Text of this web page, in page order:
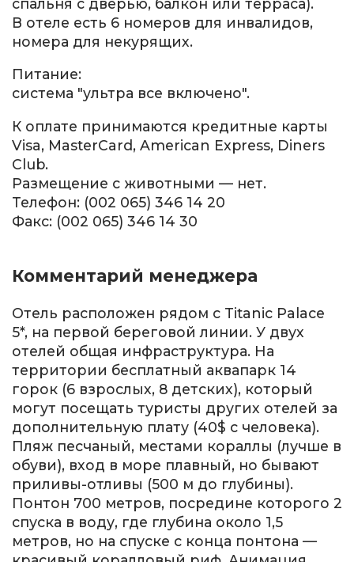
В отеле есть 6 номеров для инвалидов,
номера для некурящих.
Питание:
система "ультра все включено".
К оплате принимаются кредитные карты
Visa, MasterCard, American Express, Diners
Club.
Размещение с животными — нет.
Телефон: (002 065) 346 14 20
Факс: (002 065) 346 14 30
Комментарий менеджера
Отель расположен рядом с Titanic Palace
5*, на первой береговой линии. У двух
отелей общая инфраструктура. На
территории бесплатный аквапарк 14
горок (6 взрослых, 8 детских), который
могут посещать туристы других отелей за
дополнительную плату (40$ с человека).
Пляж песчаный, местами кораллы (лучше в
обуви), вход в море плавный, но бывают
приливы-отливы (500 м до глубины).
Понтон 700 метров, посредине которого 2
спуска в воду, где глубина около 1,5
метров, но на спуске с конца понтона —